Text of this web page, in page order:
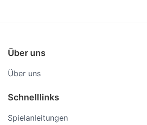
Über uns
Über uns
Schnelllinks
Spielanleitungen